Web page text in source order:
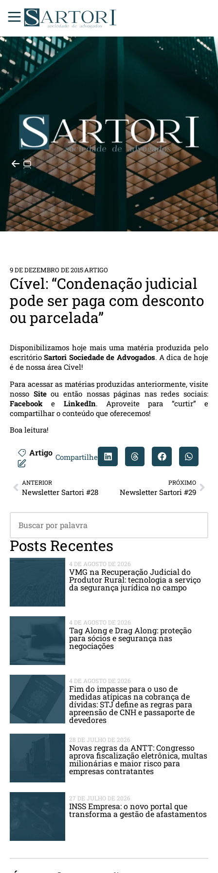
9 DE DEZEMBRO DE 2015ARTIGO
Cível: “Condenação judicial
pode ser paga com desconto
ou parcelada”
Disponibilizamos hoje mais uma matéria produzida pelo
escritórioSartori Sociedade de Advogados. A dica de hoje
é de nossa área Cível!
Para acessar as matérias produzidas anteriormente, visite
nosso Siteou então nossas páginas nas redes sociais:
Facebooke LinkedIn. Aproveite para “curtir” e
compartilhar o conteúdo que oferecemos!
Boa leitura!
Artigo Compartilhe
ANTERIOR
Newsletter Sartori #28
PRÓXIMO
Newsletter Sartori #29
Posts Recentes
4 DE AGOSTO DE 2026
VMG na Recuperação Judicial do
Produtor Rural: tecnologia a serviço
da segurança jurídica no campo
4 DE AGOSTO DE 2026
Tag Along e Drag Along: proteção
para sócios e segurança nas
negociações
4 DE AGOSTO DE 2026
Fim do impasse para o uso de
medidas atípicas na cobrança de
dívidas: STJ define as regras para
apreensão de CNH e passaporte de
devedores
28 DE JULHO DE 2026
Novas regras da ANTT: Congresso
aprova fiscalização eletrônica, multas
milionárias e maior risco para
empresas contratantes
27 DE JULHO DE 2026
INSS Empresa: o novo portal que
transforma a gestão de afastamentos